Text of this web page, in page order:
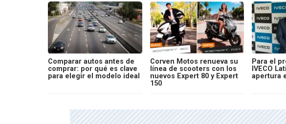
Comparar autos antes de
comprar: por qué es clave
para elegir el modelo ideal
Corven Motos renueva su
línea de scooters con los
nuevos Expert 80 y Expert
150
Para el
IVECO
apertura